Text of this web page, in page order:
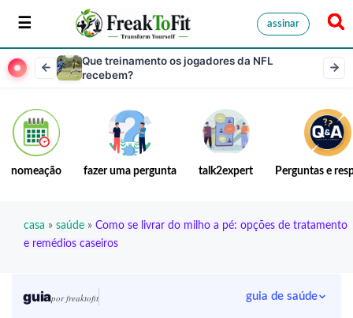
assinar
Que treinamento os jogadores da NFL
recebem?
nomeação fazer uma pergunta talk2expert Perguntas e
casa » saúde » Como se livrar do milho a pé: opções de tratamento
e remédios caseiros
guiapor freaktofit guia de saúde